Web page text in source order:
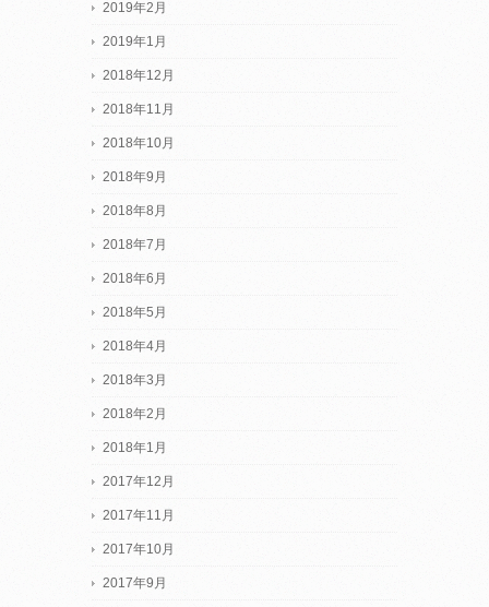
2019年2月
2019年1月
2018年12月
2018年11月
2018年10月
2018年9月
2018年8月
2018年7月
2018年6月
2018年5月
2018年4月
2018年3月
2018年2月
2018年1月
2017年12月
2017年11月
2017年10月
2017年9月